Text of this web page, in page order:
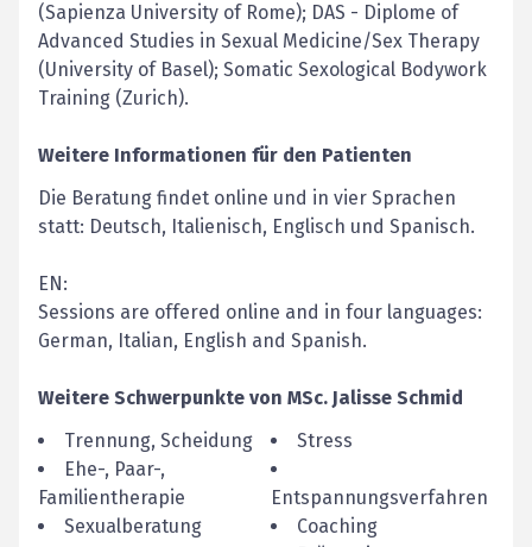
(Sapienza University of Rome); DAS - Diplome of
Advanced Studies in Sexual Medicine/Sex Therapy
(University of Basel); Somatic Sexological Bodywork
Training (Zurich).
Weitere Informationen für den Patienten
Die Beratung findet online und in vier Sprachen
statt: Deutsch, Italienisch, Englisch und Spanisch.
EN:
Sessions are offered online and in four languages:
German, Italian, English and Spanish.
Weitere Schwerpunkte von MSc. Jalisse Schmid
Trennung, Scheidung
Stress
Ehe-, Paar-,
Familientherapie
Entspannungsverfahren
Sexualberatung
Coaching